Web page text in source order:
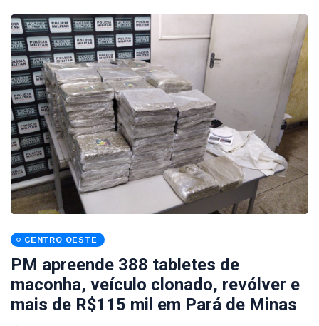
CENTRO OESTE
PM apreende 388 tabletes de
maconha, veículo clonado, revólver e
mais de R$115 mil em Pará de Minas